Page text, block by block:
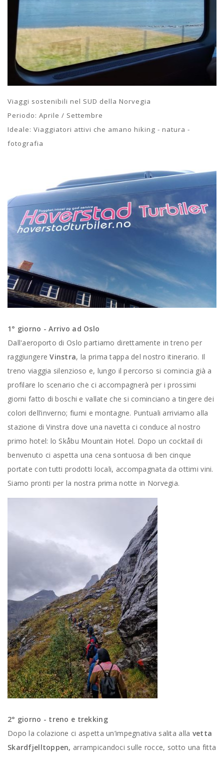
Viaggi sostenibili nel SUD della Norvegia
Periodo: Aprile / Settembre
Ideale: Viaggiatori attivi che amano hiking - natura -
fotografia
1° giorno - Arrivo ad Oslo
Dall'aeroporto di Oslo partiamo direttamente in treno per
raggiungereVinstra, la prima tappa del nostro itinerario. Il
treno viaggia silenzioso e, lungo il percorso si comincia già a
profilare lo scenario che ci accompagnerà per i prossimi
giorni fatto di boschi e vallate che si cominciano a tingere dei
colori dell’inverno; fiumi e montagne. Puntuali arriviamo alla
stazione di Vinstra dove una navetta ci conduce al nostro
primo hotel: lo Skåbu Mountain Hotel. Dopo un cocktail di
benvenuto ci aspetta una cena sontuosa di ben cinque
portate con tutti prodotti locali, accompagnata da ottimi vini.
Siamo pronti per la nostra prima notte in Norvegia.
2° giorno - treno e trekking
Dopo la colazione ci aspetta un’impegnativa salita alla vetta
Skardfjelltoppen, arrampicandoci sulle rocce, sotto una fitta